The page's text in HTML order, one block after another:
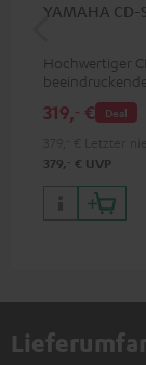
YAMAHA CD-
Hochwertiger
wertiger
Deal
319,‐ €
379, ‐ € UVP